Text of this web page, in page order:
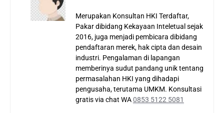
Merupakan Konsultan HKI Terdaftar,
Pakar dibidang Kekayaan Inteletual sejak
2016, juga menjadi pembicara dibidang
pendaftaran merek, hak cipta dan desain
industri. Pengalaman di lapangan
memberinya sudut pandang unik tentang
permasalahan HKI yang dihadapi
pengusaha, terutama UMKM. Konsultasi
gratis via chat WA0853 5122 5081